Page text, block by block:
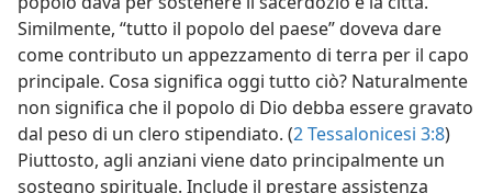
Similmente, “tutto il popolo del paese” doveva dare
come contributo un appezzamento di terra per il capo
principale. Cosa significa oggi tutto ciò? Naturalmente
non significa che il popolo di Dio debba essere gravato
dal peso di un clero stipendiato. (2 Tessalonicesi 3:8)
Piuttosto, agli anziani viene dato principalmente un
sostegno spirituale. Include il prestare assistenza